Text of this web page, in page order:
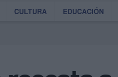
CULTURA EDUCACIÓN